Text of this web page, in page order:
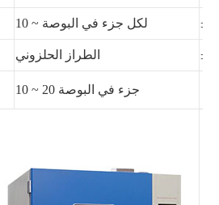
10 ~ لكل جزء في البوصة
الطراز الحلزوني
10 ~ 20 جزء في البوصة